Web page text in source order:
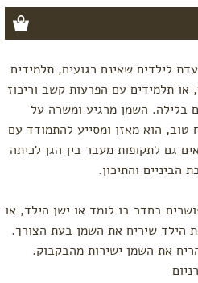
לילדים שאינם רגועים, תלמידים
תלמידים עם הפרעות קשב וריכוז
בלילה. השמן מרגיע ומשרה על
טוב, הוא מאזן ומסייע להתמודד עם
גם לתקופות מעבר בין הגן לכיתה
הביניים והתיכון.
בחדר בו לומד או ישן הילד, או
הילד שיריח את השמן בעת הצורך.
את השמן ישירות מהבקבוק.